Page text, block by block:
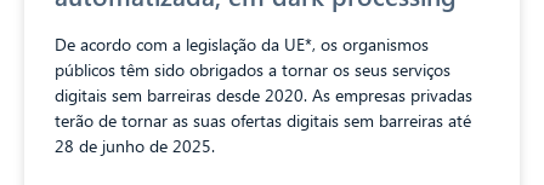
De acordo com a legislação da UE*, os organismos
públicos têm sido obrigados a tornar os seus serviços
digitais sem barreiras desde 2020. As empresas privadas
terão de tornar as suas ofertas digitais sem barreiras até
28 de junho de 2025.